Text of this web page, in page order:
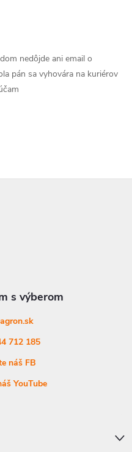
nedôjde ani email o
pán sa vyhovára na kuriérov
agron.sk
712 185
náš FB
YouTube